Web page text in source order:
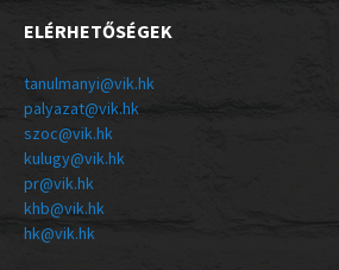
ELÉRHETŐSÉGEK
tanulmanyi@vik.hk
palyazat@vik.hk
szoc@vik.hk
kulugy@vik.hk
pr@vik.hk
khb@vik.hk
hk@vik.hk